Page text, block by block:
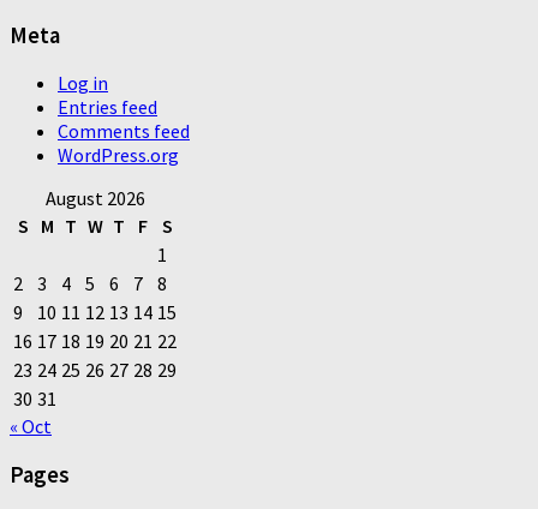
Meta
Log in
Entries feed
Comments feed
WordPress.org
August 2026
S M T W T F S
1
2 3 4 5 6 7 8
9
10 11 12 13 14 15
16 17 18 19 20 21 22
23 24 25 26 27 28 29
30 31
« Oct
Pages